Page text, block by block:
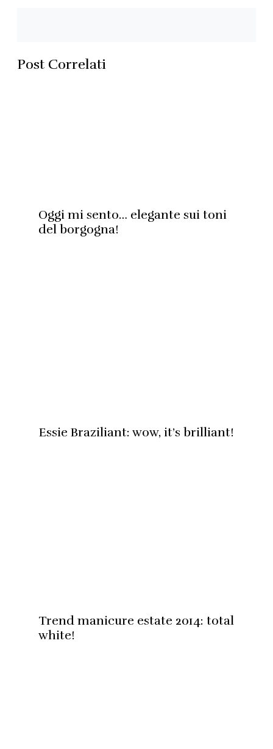
Post Correlati
Oggi mi sento… elegante sui toni
del borgogna!
Essie Braziliant: wow, it’s brilliant!
Trend manicure estate 2014: total
white!